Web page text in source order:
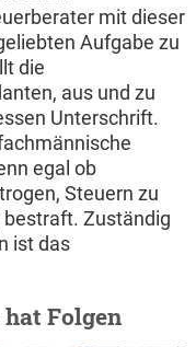
mit dieser
Aufgabe zu
die
aus und zu
Unterschrift.
egal ob
Steuern zu
Zuständig
ist das
Folgen